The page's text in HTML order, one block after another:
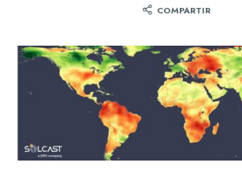
COMPARTIR